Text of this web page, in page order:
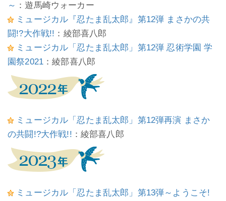
～ ：遊馬崎ウォーカー
ミュージカル『忍たま乱太郎』第12弾 まさかの共
闘!?大作戦!! ：綾部喜八郎
ミュージカル「忍たま乱太郎」第12弾 忍術学園 学
園祭2021 ：綾部喜八郎
ミュージカル「忍たま乱太郎」第12弾再演 まさか
の共闘!?大作戦!! ：綾部喜八郎
ミュージカル「忍たま乱太郎」第13弾～ようこそ!